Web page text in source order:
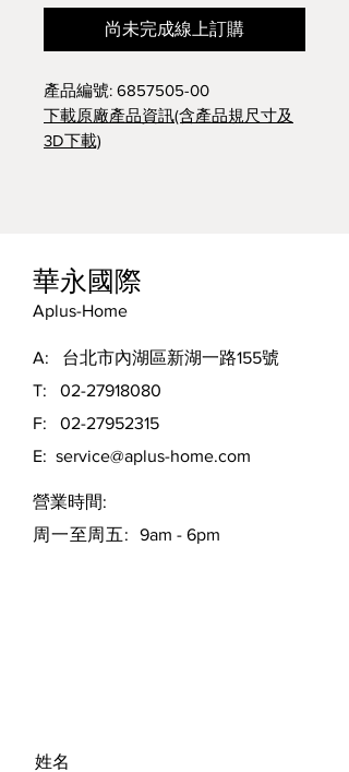
尚未完成線上訂購
產品編號: 6857505-00
下載原廠產品資訊(含產品規尺寸及
3D下載)
華永國際
Aplus-Home
A: 台北市內湖區新湖一路155號
T: 02-27918080
F: 02-27952315
E: service@aplus-home.com
​營業時間:
周一至周五:
9am - 6pm